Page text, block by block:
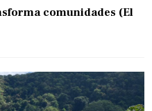
comunidades (El